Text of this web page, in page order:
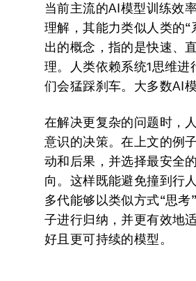
当前主流的AI模型训练效
理解，其能力类似人类的“
出的概念，指的是快速、
理。人类依赖系统1思维
们会猛踩刹车。大多数AI
在解决更复杂的问题时，
意识的决策。在上文的例
动和后果，并选择最安全
向。这样既能避免撞到行
多代能够以类似方式“思
子进行归纳，并更有效地
好且更可持续的模型。